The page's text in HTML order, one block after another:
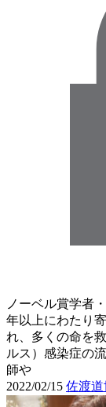
ノーベル賞学者
年以上にわたり
れ、多くの命を
ルス）感染症の
師や
2022/02/15 佐渡道